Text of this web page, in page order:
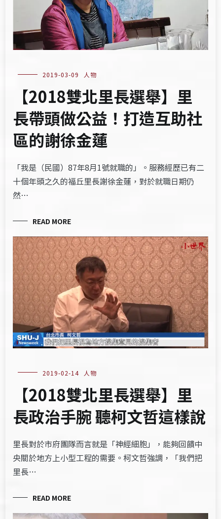
2019-03-09 人物
【2018雙北里長選舉】里
長帶頭做公益！打造互助社
區的謝徐金蓮
「我是（民國）87年8月1號就職的」。服務經歷已有二
十個年頭之久的福丘里長謝徐金蓮，對於就職日期仍
然…
READ MORE
2019-02-14 人物
【2018雙北里長選舉】里
長政治手腕 聽柯文哲這樣說
里長對於市府團隊而言就是「神經細胞」，能夠回饋中
央關於地方上小型工程的需要。柯文哲強調，「我們把
里長…
READ MORE